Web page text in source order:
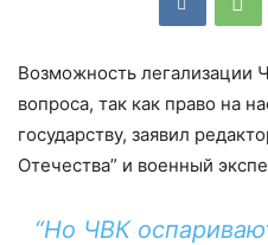
Возможность легализации
вопроса, так как право на
государству, заявил
Отечества” и военный
“Но ЧВК